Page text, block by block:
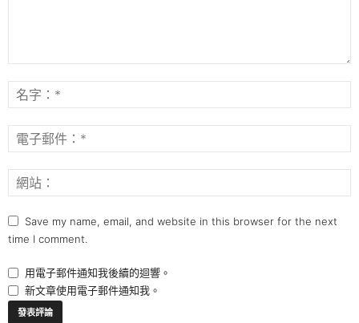
Save my name, email, and website in this browser for the next
time I comment.
用電子郵件通知我後續的迴響。
新文章使用電子郵件通知我。